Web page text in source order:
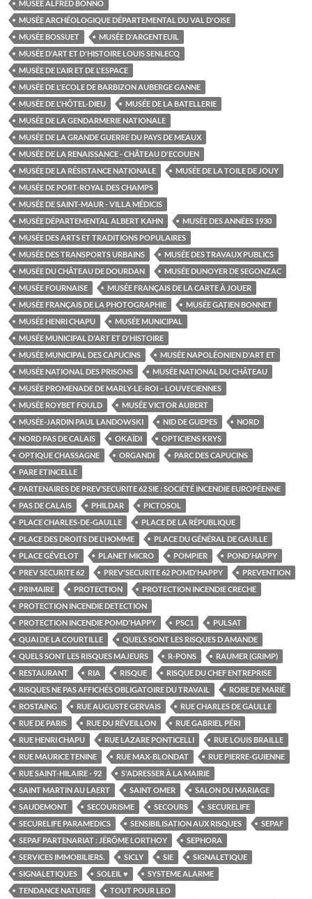
MUSÉE ALFRED BONNO
MUSÉE ARCHÉOLOGIQUE DÉPARTEMENTAL DU VAL D'OISE
MUSÉE BOSSUET
MUSÉE D'ARGENTEUIL
MUSÉE D'ART ET D'HISTOIRE LOUIS SENLECQ
MUSÉE DE L'AIR ET DE L'ESPACE
MUSÉE DE L'ECOLE DE BARBIZON AUBERGE GANNE
MUSÉE DE L'HÔTEL-DIEU
MUSÉE DE LA BATELLERIE
MUSÉE DE LA GENDARMERIE NATIONALE
MUSÉE DE LA GRANDE GUERRE DU PAYS DE MEAUX
MUSÉE DE LA RENAISSANCE - CHÂTEAU D'ECOUEN
MUSÉE DE LA RÉSISTANCE NATIONALE
MUSÉE DE LA TOILE DE JOUY
MUSÉE DE PORT-ROYAL DES CHAMPS
MUSÉE DE SAINT-MAUR - VILLA MÉDICIS
MUSÉE DÉPARTEMENTAL ALBERT KAHN
MUSÉE DES ANNÉES 1930
MUSÉE DES ARTS ET TRADITIONS POPULAIRES
MUSÉE DES TRANSPORTS URBAINS
MUSÉE DES TRAVAUX PUBLICS
MUSÉE DU CHÂTEAU DE DOURDAN
MUSÉE DUNOYER DE SEGONZAC
MUSÉE FOURNAISE
MUSÉE FRANÇAIS DE LA CARTE À JOUER
MUSÉE FRANÇAIS DE LA PHOTOGRAPHIE
MUSÉE GATIEN BONNET
MUSÉE HENRI CHAPU
MUSÉE MUNICIPAL
MUSÉE MUNICIPAL D'ART ET D'HISTOIRE
MUSÉE MUNICIPAL DES CAPUCINS
MUSÉE NAPOLÉONIEN D'ART ET
MUSÉE NATIONAL DES PRISONS
MUSÉE NATIONAL DU CHÂTEAU
MUSÉE PROMENADE DE MARLY-LE-ROI – LOUVECIENNES
MUSÉE ROYBET FOULD
MUSÉE VICTOR AUBERT
MUSÉE-JARDIN PAUL LANDOWSKI
NID DE GUEPES
NORD
NORD PAS DE CALAIS
OKAÏDI
OPTICIENS KRYS
OPTIQUE CHASSAGNE
ORGANDI
PARC DES CAPUCINS
PARE ETINCELLE
PARTENAIRES DE PREV’SECURITE 62 SIE : SOCIÉTÉ INCENDIE EUROPÉENNE
PAS DE CALAIS
PHILDAR
PICTOSOL
PLACE CHARLES-DE-GAULLE
PLACE DE LA RÉPUBLIQUE
PLACE DES DROITS DE L'HOMME
PLACE DU GÉNÉRAL DE GAULLE
PLACE GÉVELOT
PLANET MICRO POMPIER
POND'HAPPY
PREV SECURITE 62
PREV'SECURITE 62 POMD'HAPPY
PREVENTION
PRIMAIRE
PROTECTION
PROTECTION INCENDIE CRECHE
PROTECTION INCENDIE DETECTION
PROTECTION INCENDIE POMD'HAPPY
PSC1
PULSAT
QUAI DE LA COURTILLE
QUELS SONT LES RISQUES D AMANDE
QUELS SONT LES RISQUES MAJEURS
R-PONS
RAUMER (GRIMP)
RESTAURANT
RIA RISQUE
RISQUE DU CHEF ENTREPRISE
RISQUES NE PAS AFFICHÉS OBLIGATOIRE DU TRAVAIL
ROBE DE MARIÉ
ROSTAING
RUE AUGUSTE GERVAIS
RUE CHARLES DE GAULLE
RUE DE PARIS
RUE DU RÉVEILLON
RUE GABRIEL PÉRI
RUE HENRI CHAPU
RUE LAZARE PONTICELLI
RUE LOUIS BRAILLE
RUE MAURICE TENINE
RUE MAX-BLONDAT
RUE PIERRE-GUIENNE
RUE SAINT-HILAIRE - 92
S'ADRESSER À LA MAIRIE
SAINT MARTIN AU LAERT
SAINT OMER
SALON DU MARIAGE
SAUDEMONT
SECOURISME SECOURS
SECURELIFE
SECURELIFE PARAMEDICS
SENSIBILISATION AUX RISQUES
SEPAF
SEPAF PARTENARIAT : JÉRÔME LORTHOY
SEPHORA
SERVICES IMMOBILIERS.
SICLY SIE
SIGNALETIQUE
SIGNALETIQUES
SOLEIL ♥
SYSTEME ALARME
TENDANCE NATURE
TOUT POUR LEO